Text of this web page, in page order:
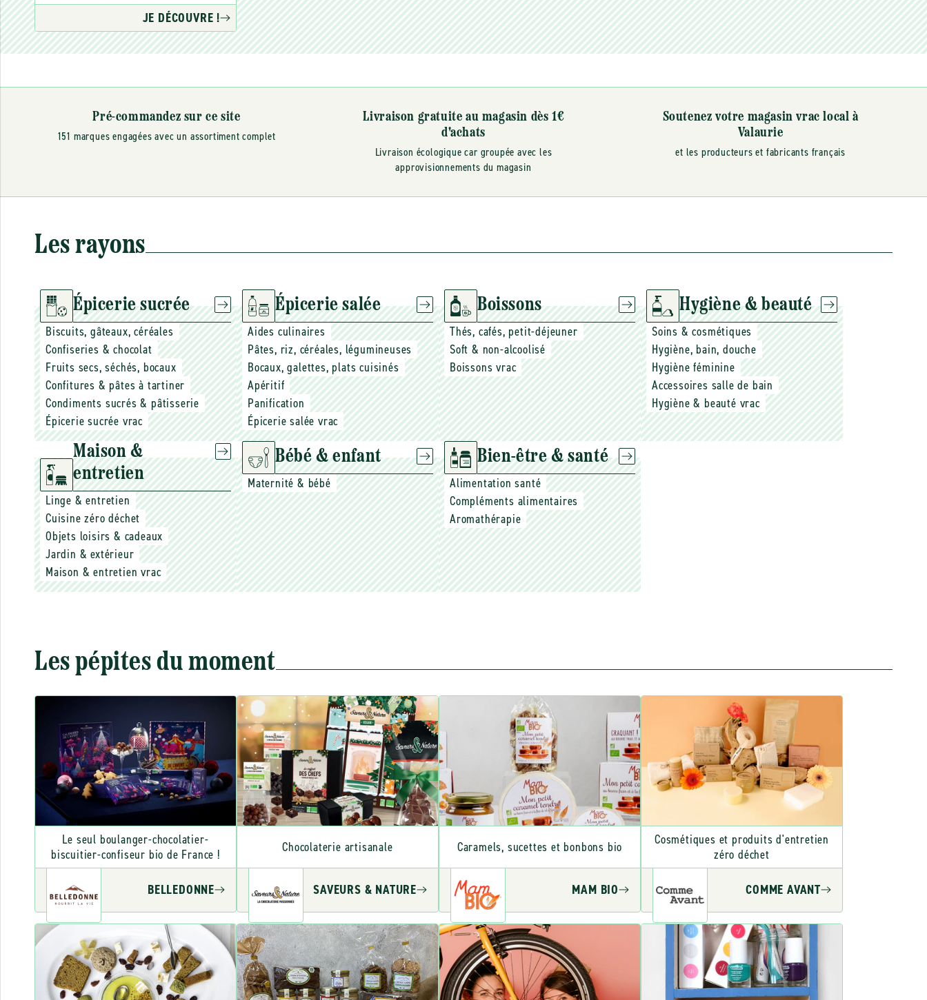
JE DÉCOUVRE !
Pré-commandez sur ce site
151 marques engagées avec un assortiment complet
Livraison gratuite au magasin dès 1€
d'achats
Livraison écologique car groupée avec les
approvisionnements du magasin
Soutenez votre magasin vrac local à
Valaurie
et les producteurs et fabricants français
Les rayons
Épicerie sucrée
Biscuits, gâteaux, céréales
Confiseries & chocolat
Fruits secs, séchés, bocaux
Confitures & pâtes à tartiner
Condiments sucrés & pâtisserie
Épicerie sucrée vrac
Épicerie salée
Aides culinaires
Pâtes, riz, céréales, légumineuses
Bocaux, galettes, plats cuisinés
Apéritif
Panification
Épicerie salée vrac
Boissons
Thés, cafés, petit-déjeuner
Soft & non-alcoolisé
Boissons vrac
Hygiène & beauté
Soins & cosmétiques
Hygiène, bain, douche
Hygiène féminine
Accessoires salle de bain
Hygiène & beauté vrac
Maison &
entretien
Linge & entretien
Cuisine zéro déchet
Objets loisirs & cadeaux
Jardin & extérieur
Maison & entretien vrac
Bébé & enfant
Maternité & bébé
Bien-être & santé
Alimentation santé
Compléments alimentaires
Aromathérapie
Les pépites du moment
Le seul boulanger-chocolatier-
biscuitier-confiseur bio de France !
BELLEDONNE
Chocolaterie artisanale
SAVEURS & NATURE
Caramels, sucettes et bonbons bio
MAM BIO
Cosmétiques et produits d'entretien
zéro déchet
COMME AVANT